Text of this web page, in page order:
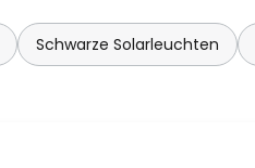
Schwarze Solarleuchten